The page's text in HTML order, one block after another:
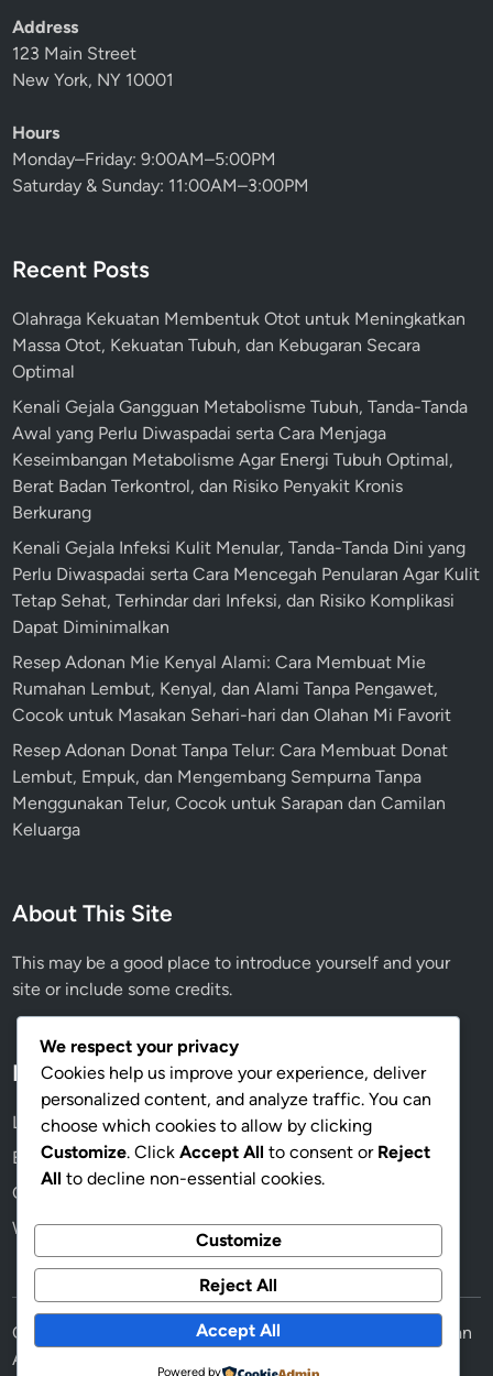
Address
123 Main Street
New York, NY 10001
Hours
Monday–Friday: 9:00AM–5:00PM
Saturday & Sunday: 11:00AM–3:00PM
Recent Posts
Olahraga Kekuatan Membentuk Otot untuk Meningkatkan
Massa Otot, Kekuatan Tubuh, dan Kebugaran Secara
Optimal
Kenali Gejala Gangguan Metabolisme Tubuh, Tanda-Tanda
Awal yang Perlu Diwaspadai serta Cara Menjaga
Keseimbangan Metabolisme Agar Energi Tubuh Optimal,
Berat Badan Terkontrol, dan Risiko Penyakit Kronis
Berkurang
Kenali Gejala Infeksi Kulit Menular, Tanda-Tanda Dini yang
Perlu Diwaspadai serta Cara Mencegah Penularan Agar Kulit
Tetap Sehat, Terhindar dari Infeksi, dan Risiko Komplikasi
Dapat Diminimalkan
Resep Adonan Mie Kenyal Alami: Cara Membuat Mie
Rumahan Lembut, Kenyal, dan Alami Tanpa Pengawet,
Cocok untuk Masakan Sehari-hari dan Olahan Mi Favorit
Resep Adonan Donat Tanpa Telur: Cara Membuat Donat
Lembut, Empuk, dan Mengembang Sempurna Tanpa
Menggunakan Telur, Cocok untuk Sarapan dan Camilan
Keluarga
About This Site
This may be a good place to introduce yourself and your
site or include some credits.
Meta
Log in
Entries feed
Comments feed
WordPress.org
Copyright © 2026
Berita Terkini Hari Ini: Update Cepat dan
Akurat
We respect your privacy
Cookies help us improve your experience, deliver
personalized content, and analyze traffic. You can
choose which cookies to allow by clicking
Customize. Click Accept All to consent or Reject
All to decline non-essential cookies.
Customize
Reject All
Accept All
Powered by